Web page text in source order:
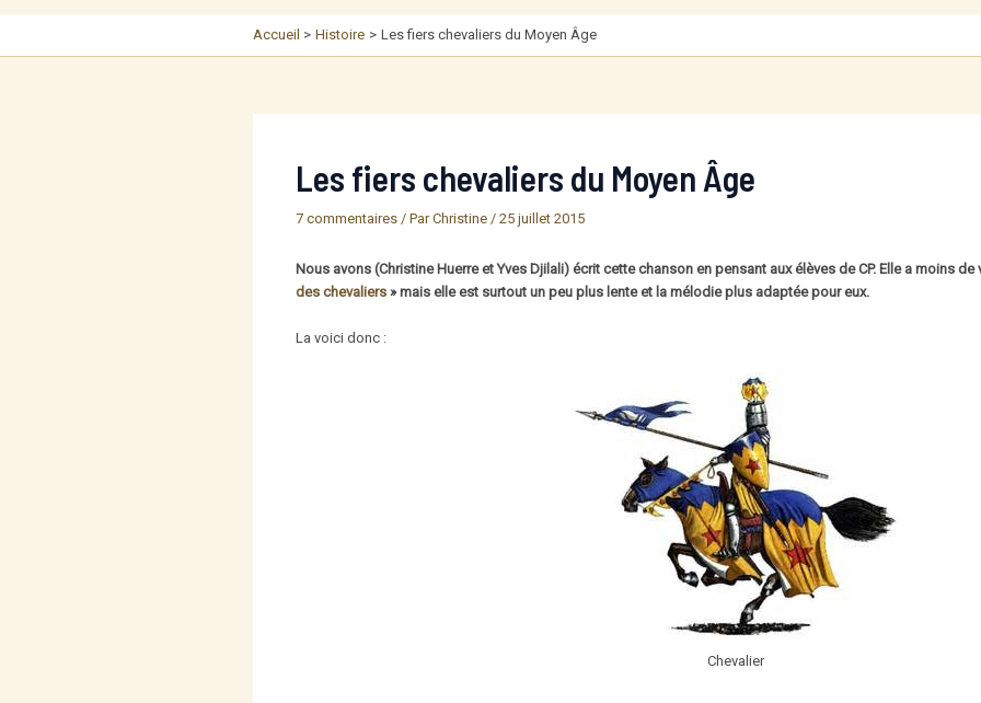
Accueil Histoire Les fiers chevaliers du Moyen Âge
Les fiers chevaliers du Moyen Âge
7 commentaires / ParChristine / 25 juillet 2015
Nous avons (Christine Huerre et Yves Djilali) écrit cette chanson en pensant aux élèves de CP. Elle a moins de
des chevaliers» mais elle est surtout un peu plus lente et la mélodie plus adaptée pour eux.
La voici donc :
Chevalier